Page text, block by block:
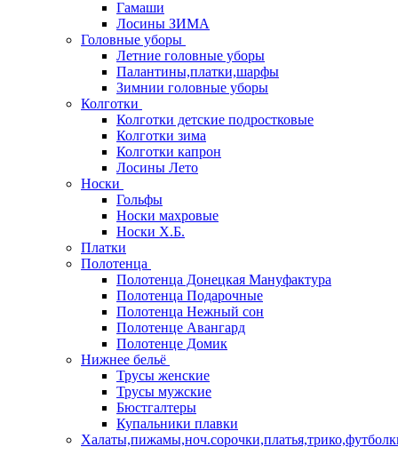
Гамаши
Лосины ЗИМА
Головные уборы
Летние головные уборы
Палантины,платки,шарфы
Зимнии головные уборы
Колготки
Колготки детские подростковые
Колготки зима
Колготки капрон
Лосины Лето
Носки
Гольфы
Носки махровые
Носки Х.Б.
Платки
Полотенца
Полотенца Донецкая Мануфактура
Полотенца Подарочные
Полотенца Нежный сон
Полотенце Авангард
Полотенце Домик
Нижнее бельё
Трусы женские
Трусы мужские
Бюстгалтеры
Купальники плавки